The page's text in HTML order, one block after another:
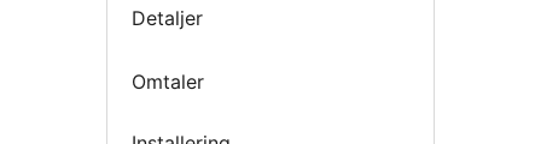
Detaljer
Omtaler